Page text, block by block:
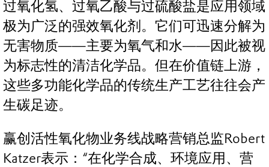
过氧化氢、过氧乙酸与过硫酸盐是应用领域
极为广泛的强效氧化剂。它们可迅速分解为
无害物质——主要为氧气和水——因此被视
为标志性的清洁化学品。但在价值链上游，
这些多功能化学品的传统生产工艺往往会产
生碳足迹。
赢创活性氧化物业务线战略营销总监Robert
Katzer表示：“在化学合成、环境应用、营